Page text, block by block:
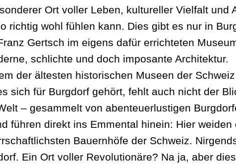
Ort voller Leben, kultureller Vielfalt und
richtig wohl fühlen kann. Dies gibt es nur in
Gertsch im eigens dafür errichteten
schlichte und doch imposante Architektur.
der ältesten historischen Museen der
sich für Burgdorf gehört, fehlt auch nicht der
– gesammelt von abenteuerlustigen
führen direkt ins Emmental hinein: Hier weiden
Bauernhöfe der Schweiz.
Ein Ort voller Revolutionäre? Na ja, aber